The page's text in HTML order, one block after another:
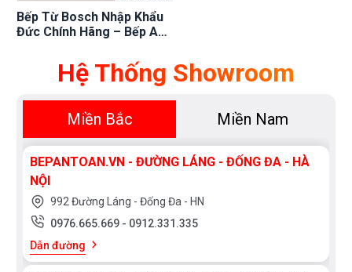
Bếp Từ Bosch Nhập Khẩu
Đức Chính Hãng – Bếp An
Hệ Thống Showroom
Miền Bắc Miền Nam
BEPANTOAN.VN - ĐƯỜNG LÁNG - ĐỐNG ĐA - HÀ
NỘI
992 Đường Láng - Đống Đa - HN
0976.665.669 - 0912.331.335
Dẫn đường